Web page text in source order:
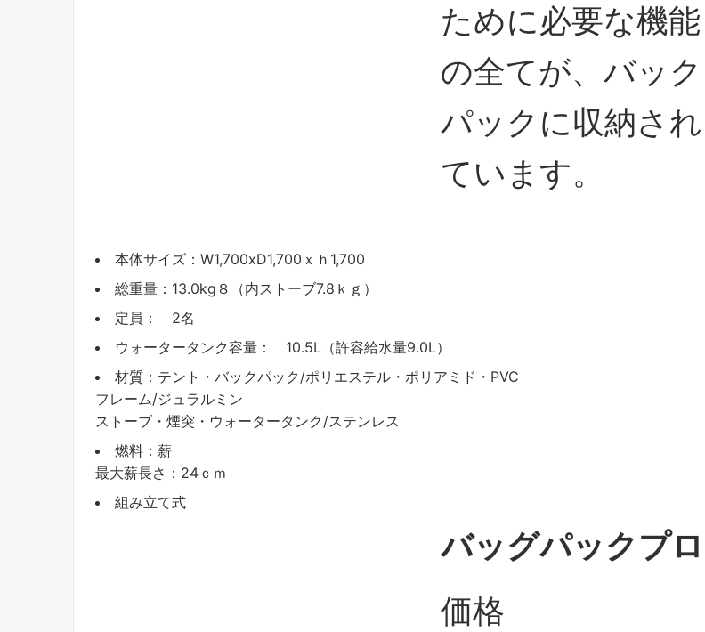
ために必要な機能
の全てが、バック
パックに収納され
ています。
本体サイズ：W1,700xD1,700ｘｈ1,700
総重量：13.0kg８（内ストーブ7.8ｋｇ）
定員： 2名
ウォータータンク容量： 10.5L（許容給水量9.0L）
材質：テント・バックパック/ポリエステル・ポリアミド・PVC
フレーム/ジュラルミン
ストーブ・煙突・ウォータータンク/ステンレス
燃料：薪
最大薪長さ：24ｃｍ
組み立て式
バッグパックプロ
価格